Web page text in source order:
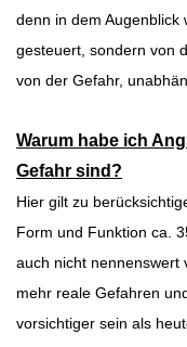
denn in dem Augenblick
gesteuert, sondern von
von der Gefahr,
Warum habe ich
Gefahr sind?
Hier gilt zu
Form und Funktion ca.
auch nicht nennenswert
mehr reale Gefahren
vorsichtiger sein als